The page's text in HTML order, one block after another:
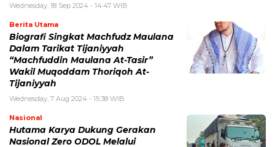
Wednesday, 18 Sep 2024 - 14:47 WIB
Berita Utama
Biografi Singkat Machfudz Maulana
Dalam Tarikat Tijaniyyah
“Machfuddin Maulana At-Tasir”
Wakil Muqoddam Thoriqoh At-
Tijaniyyah
Wednesday, 7 Aug 2024 - 15:38 WIB
Nasional
Hutama Karya Dukung Gerakan
Nasional Zero ODOL Melalui